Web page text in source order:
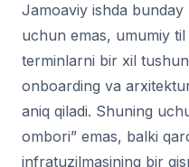
Jamoaviy ishda bunday
uchun emas, umumiy
terminlarni bir xil
onboarding va
aniq qiladi. Shuning
ombori” emas, balki
infratuzilmasining bir